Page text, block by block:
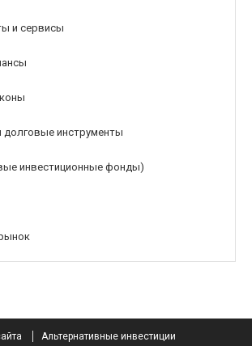
и сервисы
долговые инструменты
инвестиционные фонды)
Альтернативные инвестиции